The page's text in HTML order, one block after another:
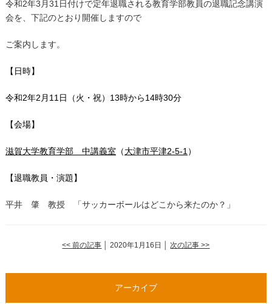
令和2年3 月31 日付けで定年退職される教育学部教員の退職記念講演
会を、下記のとおり開催しますので
ご案内します。
【日時】
令和2年2月11日（火・祝）13時から14時30分
【会場】
滋賀大学教育学部 中講義室 （大津市平津2-5-1 ）
【退職教員・演題】
平井 肇 教授 「サッカーボールはどこから来たのか？」
<< 前の記事 │ 2020年1月16日 │ 次の記事 >>
アーカイブ